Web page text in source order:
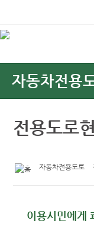
자동차전용
전용도로
자동차전용도로
이용시민에게